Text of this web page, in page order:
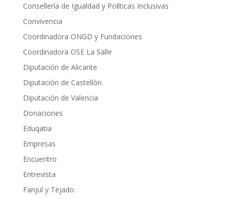
Consellería de Igualdad y Políticas Inclusivas
Convivencia
Coordinadora ONGD y Fundaciones
Coordinadora OSE La Salle
Diputación de Alicante
Diputación de Castellón
Diputación de Valencia
Donaciones
Eduqatia
Empresas
Encuentro
Entrevista
Fanjul y Tejado